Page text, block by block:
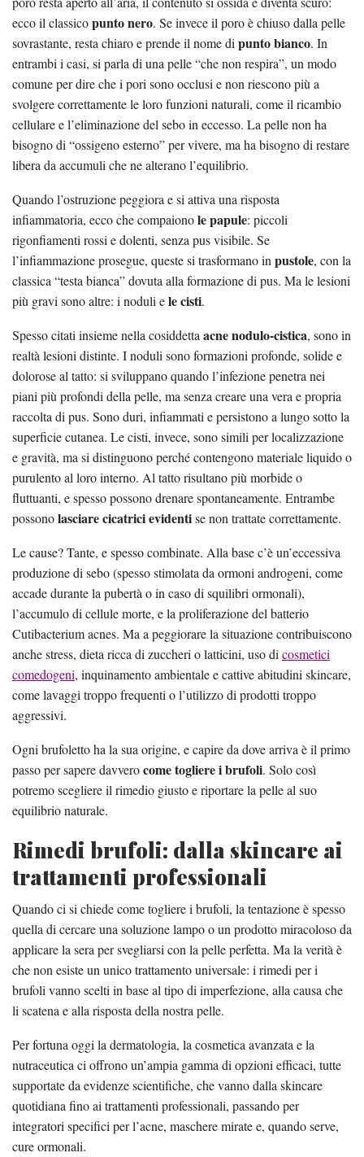
ecco il classicopunto nero. Se invece il poro è chiuso dalla pelle
sovrastante, resta chiaro e prende il nome di punto bianco. In
entrambi i casi, si parla di una pelle “che non respira”, un modo
comune per dire che i pori sono occlusi e non riescono più a
svolgere correttamente le loro funzioni naturali, come il ricambio
cellulare e l’eliminazione del sebo in eccesso. La pelle non ha
bisogno di “ossigeno esterno” per vivere, ma ha bisogno di restare
libera da accumuli che ne alterano l’equilibrio.
Quando l’ostruzione peggiora e si attiva una risposta
infiammatoria, ecco che compaionole papule: piccoli
rigonfiamenti rossi e dolenti, senza pus visibile. Se
l’infiammazione prosegue, queste si trasformano in pustole, con la
classica “testa bianca” dovuta alla formazione di pus. Ma le lesioni
più gravi sono altre: i noduli ele cisti.
Spesso citati insieme nella cosiddetta acne nodulo-cistica, sono in
realtà lesioni distinte. I noduli sono formazioni profonde, solide e
dolorose al tatto: si sviluppano quando l’infezione penetra nei
piani più profondi della pelle, ma senza creare una vera e propria
raccolta di pus. Sono duri, infiammati e persistono a lungo sotto la
superficie cutanea. Le cisti, invece, sono simili per localizzazione
e gravità, ma si distinguono perché contengono materiale liquido o
purulento al loro interno. Al tatto risultano più morbide o
fluttuanti, e spesso possono drenare spontaneamente. Entrambe
possonolasciare cicatrici evidentise non trattate correttamente.
Le cause? Tante, e spesso combinate. Alla base c’è un’eccessiva
produzione di sebo (spesso stimolata da ormoni androgeni, come
accade durante la pubertà o in caso di squilibri ormonali),
l’accumulo di cellule morte, e la proliferazione del batterio
Cutibacterium acnes. Ma a peggiorare la situazione contribuiscono
anche stress, dieta ricca di zuccheri o latticini, uso di cosmetici
comedogeni, inquinamento ambientale e cattive abitudini skincare,
come lavaggi troppo frequenti o l’utilizzo di prodotti troppo
aggressivi.
Ogni brufoletto ha la sua origine, e capire da dove arriva è il primo
passo per sapere davverocome togliere i brufoli. Solo così
potremo scegliere il rimedio giusto e riportare la pelle al suo
equilibrio naturale.
Rimedi brufoli: dalla skincare ai
trattamenti professionali
Quando ci si chiede come togliere i brufoli, la tentazione è spesso
quella di cercare una soluzione lampo o un prodotto miracoloso da
applicare la sera per svegliarsi con la pelle perfetta. Ma la verità è
che non esiste un unico trattamento universale: i rimedi per i
brufoli vanno scelti in base al tipo di imperfezione, alla causa che
li scatena e alla risposta della nostra pelle.
Per fortuna oggi la dermatologia, la cosmetica avanzata e la
nutraceutica ci offrono un’ampia gamma di opzioni efficaci, tutte
supportate da evidenze scientifiche, che vanno dalla skincare
quotidiana fino ai trattamenti professionali, passando per
integratori specifici per l’acne, maschere mirate e, quando serve,
cure ormonali.